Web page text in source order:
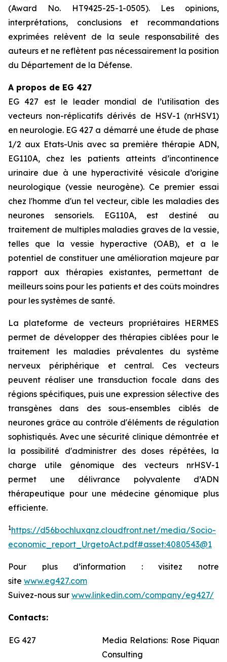
(Award No. HT9425-25-1-0505). Les opinions,
interprétations, conclusions et recommandations
exprimées relèvent de la seule responsabilité des
auteurs et ne reflètent pas nécessairement la position
du Département de la Défense.
A propos de EG 427
EG 427 est le leader mondial de l’utilisation des
vecteurs non-réplicatifs dérivés de HSV-1 (nrHSV1)
en neurologie. EG 427 a démarré une étude de phase
1/2 aux Etats-Unis avec sa première thérapie ADN,
EG110A, chez les patients atteints d’incontinence
urinaire due à une hyperactivité vésicale d’origine
neurologique (vessie neurogène). Ce premier essai
chez l'homme d'un tel vecteur, cible les maladies des
neurones sensoriels. EG110A, est destiné au
traitement de multiples maladies graves de la vessie,
telles que la vessie hyperactive (OAB), et a le
potentiel de constituer une amélioration majeure par
rapport aux thérapies existantes, permettant de
meilleurs soins pour les patients et des coûts moindres
pour les systèmes de santé.
La plateforme de vecteurs propriétaires HERMES
permet de développer des thérapies ciblées pour le
traitement les maladies prévalentes du système
nerveux périphérique et central. Ces vecteurs
peuvent réaliser une transduction focale dans des
régions spécifiques, puis une expression sélective des
transgènes dans des sous-ensembles ciblés de
neurones grâce au contrôle d'éléments de régulation
sophistiqués. Avec une sécurité clinique démontrée et
la possibilité d'administrer des doses répétées, la
charge utile génomique des vecteurs nrHSV-1
permet une délivrance polyvalente d’ADN
thérapeutique pour une médecine génomique plus
efficiente.
1https://d56bochluxqnz.cloudfront.net/media/Socio-
economic_report_UrgetoAct.pdf#asset:4080543@1
Pour plus d’information : visitez notre
site www.eg427.com
Suivez-nous sur www.linkedin.com/company/eg427/
Contacts:
EG 427
Media Relations: Rose
Consulting